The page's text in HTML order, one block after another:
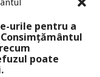
urile pentru a
poate